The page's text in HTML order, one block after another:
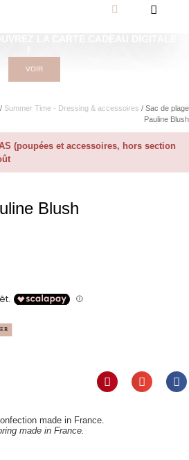
VOIR
/ Summer Time - Dressing & accessoires / Sac de plage
Pauline Blush
(poupées et accessoires, hors section
Blush
made in France.
made in France.